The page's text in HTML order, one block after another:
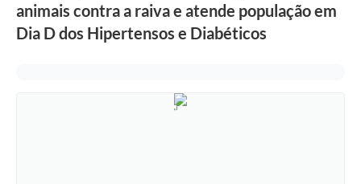
animais contra a raiva e atende população em
Dia D dos Hipertensos e Diabéticos